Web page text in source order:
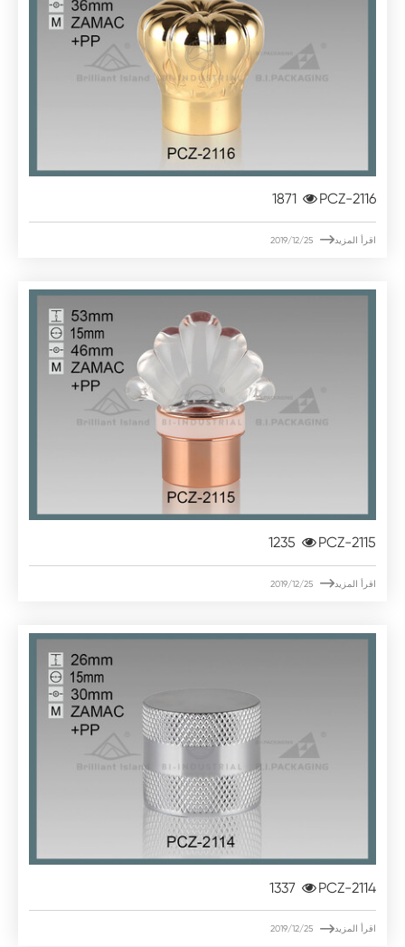
PCZ-2116
اقرأ المزيد
2019/12/25
PCZ-2115
اقرأ المزيد
2019/12/25
PCZ-2114
اقرأ المزيد
2019/12/25